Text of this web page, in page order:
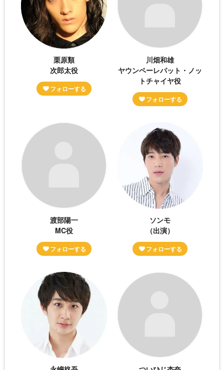
栗原類
次郎太役
川畑和雄
ヤウンペーレパット・ノッ
トチャイヤ役
渡部陽一
MC役
ソンモ
（出演）